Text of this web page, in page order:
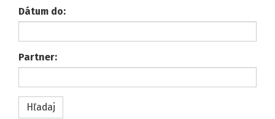
Dátum do:
Partner: